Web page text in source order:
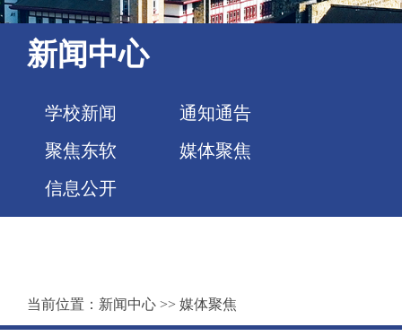
新闻中心
学校新闻
通知通告
聚焦东软
媒体聚焦
信息公开
当前位置： 新闻中心 >> 媒体聚焦